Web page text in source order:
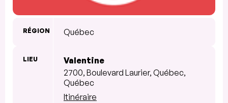
RÉGION Québec
LIEU
Valentine
2700, Boulevard Laurier, Québec,
Québec
Itinéraire